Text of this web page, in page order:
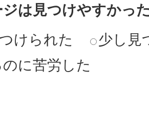
ジは見つけやすかっ
けられた
少し見
に苦労した